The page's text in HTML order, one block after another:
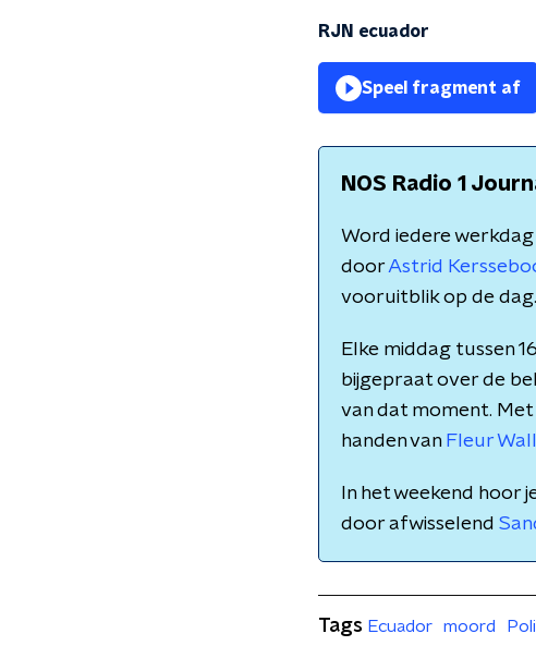
RJN ecuador
Speel fragment af
NOS Radio 1
Word iedere
doorAstrid
vooruitblik op de
Elke middag tussen
bijgepraat over de
van dat moment. Met
handen van Fleur
In het weekend hoor
door afwisselend
Tags Ecuador moord